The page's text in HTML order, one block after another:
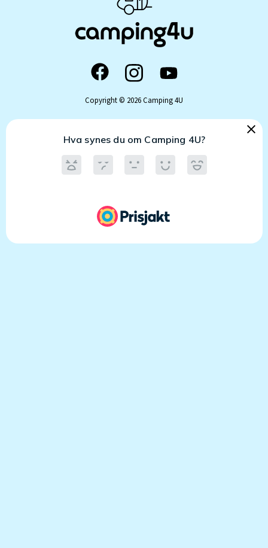
Copyright © 2026 Camping 4U